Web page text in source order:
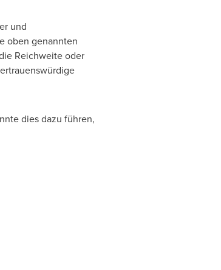
und
oben genannten
Reichweite oder
dies dazu führen,